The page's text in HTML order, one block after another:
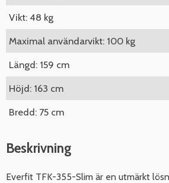
Vikt: 48 kg
Maximal användarvikt: 100 kg
Längd: 159 cm
Höjd: 163 cm
Bredd: 75 cm
Beskrivning
Everfit TFK-355-Slim är en utmärkt